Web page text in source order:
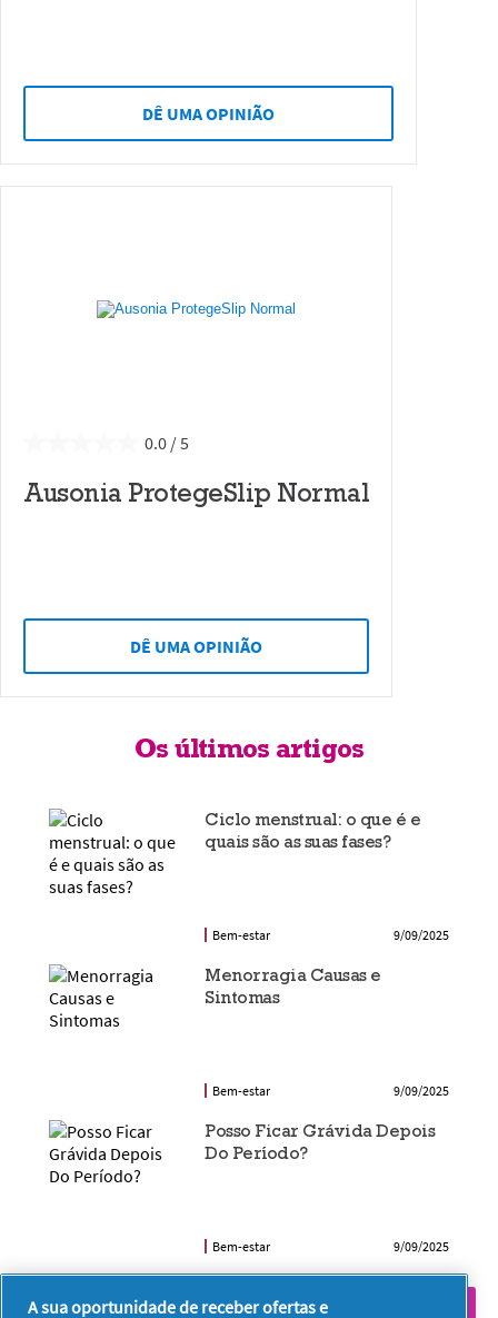
DÊ UMA OPINIÃO
0.0
Ausonia ProtegeSlip Normal
DÊ UMA OPINIÃO
Os últimos artigos
Ciclo menstrual: o que é e
quais são as suas fases?
Bem-estar 9/09/2025
Menorragia Causas e
Sintomas
Bem-estar 9/09/2025
Posso Ficar Grávida Depois
Do Período?
Bem-estar 9/09/2025
A sua oportunidade de receber ofertas e